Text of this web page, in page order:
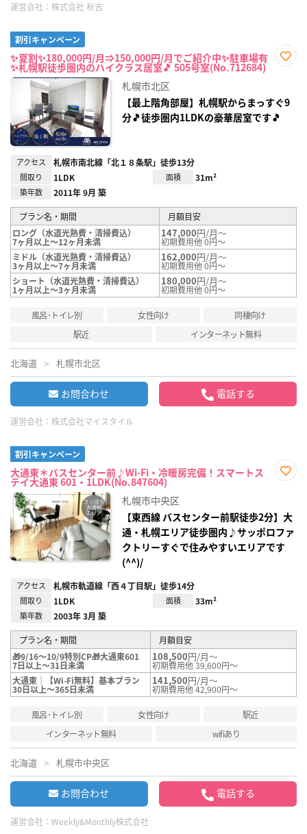
運営会社： 株式会社 秋吉
割引キャンペーン
✨夏割✨180,000円/月⇒150,000円/月でご紹介中✨駐車場有
✨札幌駅徒歩圏内のハイクラス居室🎵 505号室(No.712684)
録
札幌市北区
【最上階角部屋】札幌駅からまっすぐ9
分🎵徒歩圏内1LDKの豪華居室です🎵
アクセス 札幌市南北線「北１８条駅」徒歩13分
間取り 1LDK 面積 31m²
築年数 2011年 9月 築
プラン名・期間
月額目安
ロング（水道光熱費・清掃費込）
7ヶ月以上～12ヶ月未満
147,000円/月～
初期費用他 0円～
ミドル（水道光熱費・清掃費込）
3ヶ月以上～7ヶ月未満
162,000円/月～
初期費用他 0円～
ショート（水道光熱費・清掃費込）
1ヶ月以上～3ヶ月未満
180,000円/月～
初期費用他 0円～
風呂･トイレ別 女性向け
同棲向け
駅近
インターネット無料
北海道 札幌市北区
お問合わせ 電話する
運営会社： 株式会社マイスタイル
割引キャンペーン
大通東＊バスセンター前♪Wi-Fi・冷暖房完備！スマートス
テイ大通東 601・1LDK(No.847604)
録
札幌市中央区
【東西線 バスセンター前駅徒歩2分】大
通・札幌エリア徒歩圏内♪サッポロファ
クトリーすぐで住みやすいエリアです
(^^)/
アクセス 札幌市軌道線「西４丁目駅」徒歩14分
間取り 1LDK 面積 33m²
築年数 2003年 3月 築
プラン名・期間
月額目安
🎁9/16～10/9特別CP🎁大通東601
7日以上～31日未満
108,500円/月～
初期費用他 39,600円～
大通東｜【Wi-Fi無料】基本プラン
30日以上～365日未満
141,500円/月～
初期費用他 42,900円～
風呂･トイレ別 女性向け
駅近
インターネット無料
wifiあり
北海道 札幌市中央区
お問合わせ 電話する
運営会社： Weekly&Monthly株式会社